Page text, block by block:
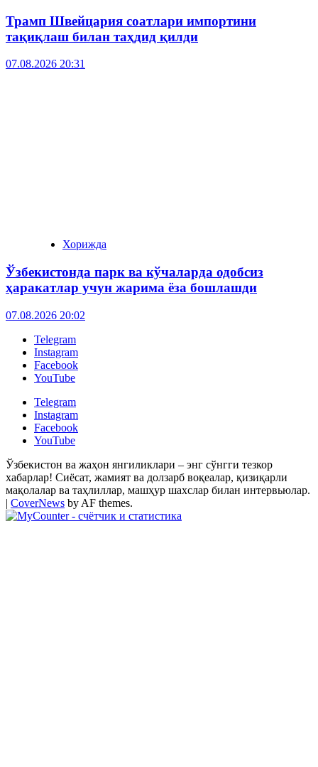
Трамп Швейцария соатлари импортини
тақиқлаш билан таҳдид қилди
07.08.2026 20:31
Хорижда
Ўзбекистонда парк ва кўчаларда одобсиз
ҳаракатлар учун жарима ёза бошлашди
07.08.2026 20:02
Telegram
Instagram
Facebook
YouTube
Telegram
Instagram
Facebook
YouTube
Ўзбекистон ва жаҳон янгиликлари – энг сўнгги тезкор
хабарлар! Сиёсат, жамият ва долзарб воқеалар, қизиқарли
мақолалар ва таҳлиллар, машҳур шахслар билан интервьюлар.
| CoverNews by AF themes.